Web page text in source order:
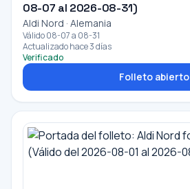
08-07 al 2026-08-31)
Aldi Nord · Alemania
Válido 08-07 a 08-31
Actualizado hace 3 días
Verificado
Folleto abierto